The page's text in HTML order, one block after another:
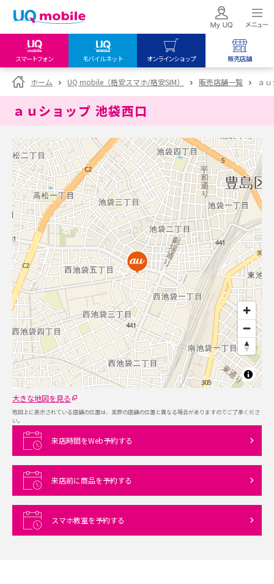
スマートフォン モバイルネット オンラインショップ 販売店舗
my UQ WiMAX
UQ WiMAX ご契約の方
My UQ mobile
UQ mobile
データチャージサイト
UQ mobile
オンラインショップ
UQ WiMAX
UQ mobile
販売店舗
UQ WiMAX
ホーム UQ mobile（格安スマホ/格安SIM） 販売店舗一覧 ａ
ａｕショップ 池袋西口
大きな地図を見る
地図上に表示されている店舗の位置は、実際の店舗の位置と異なる場合がありますのでご了承くださ
い。
来店時間をWeb予約する
来店前に商品を予約する
スマホ教室を予約する